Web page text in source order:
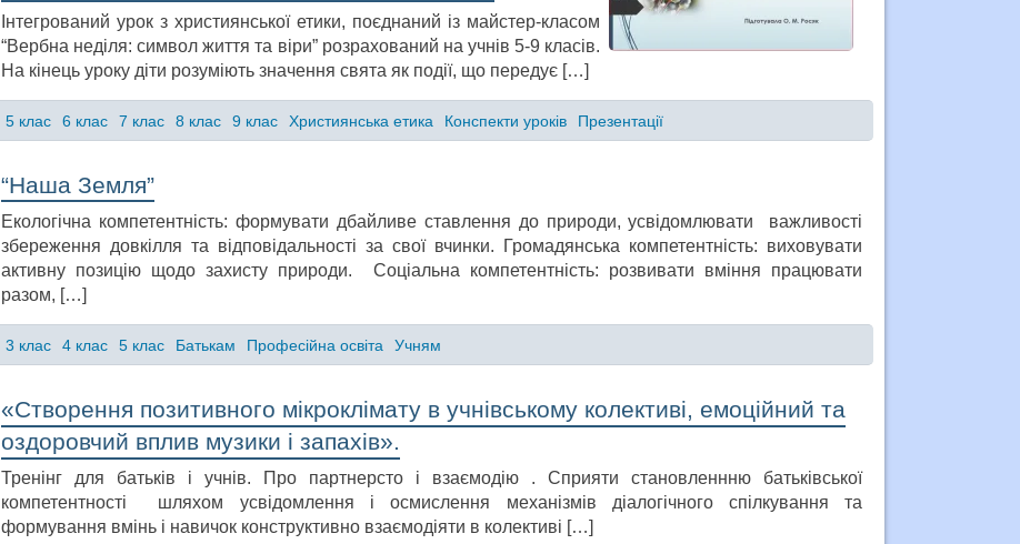
Інтегрований урок з християнської етики, поєднаний із майстер-класом
“Вербна неділя: символ життя та віри” розрахований на учнів 5-9 класів.
На кінець уроку діти розуміють значення свята як події, що передує […]
5 клас 6 клас 7 клас 8 клас 9 клас Християнська етика Конспекти уроків Презентації
“Наша Земля”
Екологічна компетентність: формувати дбайливе ставлення до природи, усвідомлювати важливості
збереження довкілля та відповідальності за свої вчинки. Громадянська компетентність: виховувати
активну позицію щодо захисту природи. Соціальна компетентність: розвивати вміння працювати
разом, […]
3 клас 4 клас 5 клас Батькам Професійна освіта Учням
«Створення позитивного мікроклімату в учнівському колективі, емоційний та
оздоровчий вплив музики і запахів».
Тренінг для батьків і учнів. Про партнерсто і взаємодію . Сприяти становленнню батьківської
компетентності шляхом усвідомлення і осмислення механізмів діалогічного спілкування та
формування вмінь і навичок конструктивно взаємодіяти в колективі […]